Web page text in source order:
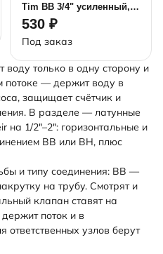
Tim ВВ 3/4" усиленный,
латунь арт. JH-1011
530 ₽
Под заказ
только в одну сторону и
потоке — держит воду в
защищает счётчик и
В разделе — латунные
на 1/2"–2": горизонтальные и
ВВ или ВН, плюс
и типу соединения: ВВ —
на трубу. Смотрят и
клапан ставят на
поток и в
ответственных узлов берут